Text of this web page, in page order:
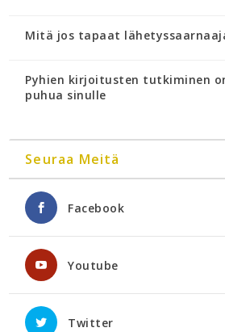
Mitä jos tapaat
Pyhien kirjoitusten tutkiminen
puhua sinulle
Seuraa Meitä
Facebook
Youtube
Twitter